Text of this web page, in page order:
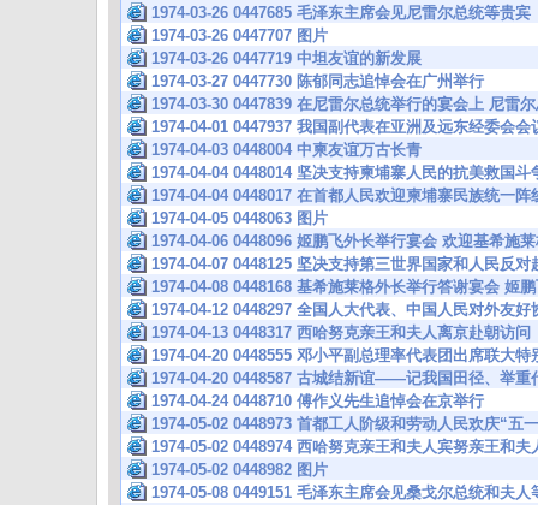
1974-03-26 0447685 毛泽东主席会见尼雷尔总统等贵宾
1974-03-26 0447707 图片
1974-03-26 0447719 中坦友谊的新发展
1974-03-27 0447730 陈郁同志追悼会在广州举行
1974-03-30 0447839 在尼雷尔总统举行的宴会上 尼雷
1974-04-01 0447937 我国副代表在亚洲及远东经委会
1974-04-03 0448004 中柬友谊万古长青
1974-04-04 0448014 坚决支持柬埔寨人民的抗美救国
1974-04-04 0448017 在首都人民欢迎柬埔寨民族统一
1974-04-05 0448063 图片
1974-04-06 0448096 姬鹏飞外长举行宴会 欢迎基希施
1974-04-07 0448125 坚决支持第三世界国家和人民反
1974-04-08 0448168 基希施莱格外长举行答谢宴会 姬
1974-04-12 0448297 全国人大代表、中国人民对外友
1974-04-13 0448317 西哈努克亲王和夫人离京赴朝访问
1974-04-20 0448555 邓小平副总理率代表团出席联大
1974-04-20 0448587 古城结新谊——记我国田径、举重
1974-04-24 0448710 傅作义先生追悼会在京举行
1974-05-02 0448973 首都工人阶级和劳动人民欢庆“五
1974-05-02 0448974 西哈努克亲王和夫人宾努亲王和
1974-05-02 0448982 图片
1974-05-08 0449151 毛泽东主席会见桑戈尔总统和夫人